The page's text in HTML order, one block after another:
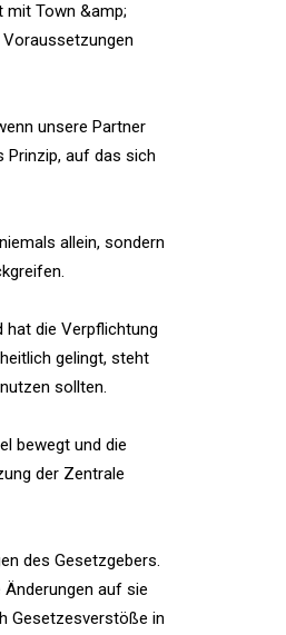
mit Town &amp;
unsere Partner
Prinzip, auf das sich
allein, sondern
hat die Verpflichtung
gelingt, steht
sollten.
bewegt und die
der Zentrale
des Gesetzgebers.
auf sie
Gesetzesverstöße in